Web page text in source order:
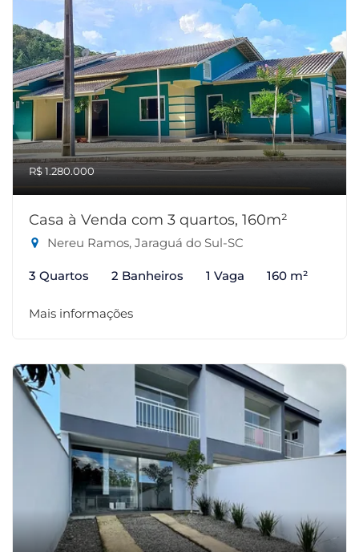
R$ 1.280.000
Casa à Venda com 3 quartos, 160m²
Nereu Ramos, Jaraguá do Sul-SC
3 Quartos 2 Banheiros 1 Vaga 160 m²
Mais informações